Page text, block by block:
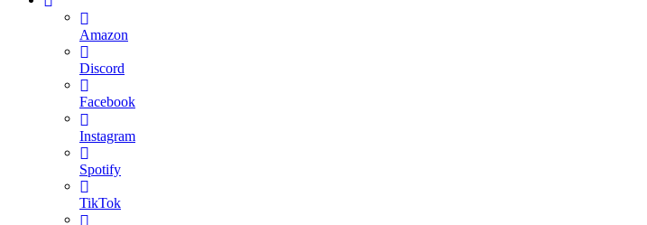
Amazon
Discord
Facebook
Instagram
Spotify
TikTok